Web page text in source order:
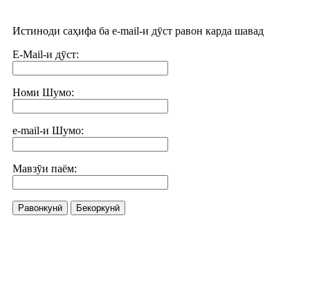
Истиноди саҳифа ба e-mail-и дӯст равон карда шавад
E-Mail-и дӯст:
Номи Шумо:
e-mail-и Шумо:
Мавзӯи паём:
Равонкунӣ Бекоркунӣ